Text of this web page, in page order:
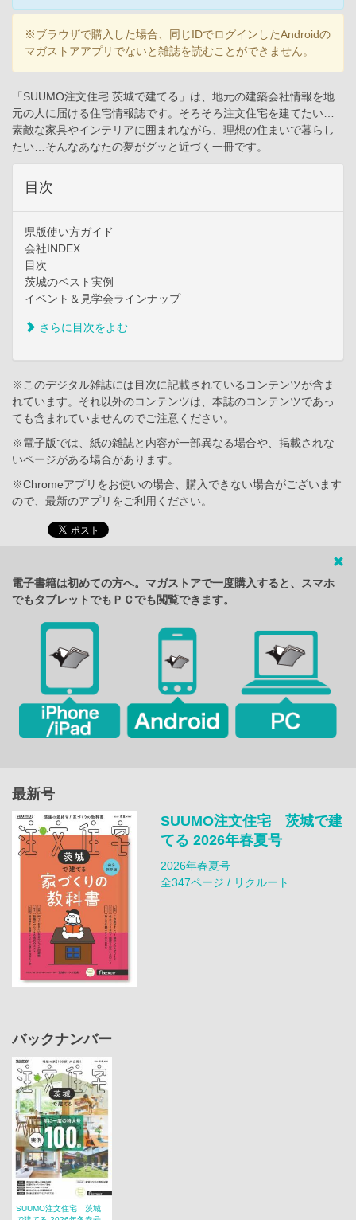
※ブラウザで購入した場合、同じIDでログインしたAndroidの
マガストアアプリでないと雑誌を読むことができません。
「SUUMO注文住宅 茨城で建てる」は、地元の建築会社情報を地
元の人に届ける住宅情報誌です。そろそろ注文住宅を建てたい…
素敵な家具やインテリアに囲まれながら、理想の住まいで暮らし
たい…そんなあなたの夢がグッと近づく一冊です。
目次
県版使い方ガイド
会社INDEX
目次
茨城のベスト実例
イベント＆見学会ラインナップ
さらに目次をよむ
※このデジタル雑誌には目次に記載されているコンテンツが含ま
れています。それ以外のコンテンツは、本誌のコンテンツであっ
ても含まれていませんのでご注意ください。
※電子版では、紙の雑誌と内容が一部異なる場合や、掲載されな
いページがある場合があります。
※Chromeアプリをお使いの場合、購入できない場合がございます
ので、最新のアプリをご利用ください。
電子書籍は初めての方へ。マガストアで一度購入すると、スマホ
でもタブレットでもＰＣでも閲覧できます。
最新号
SUUMO注文住宅 茨城で建
てる 2026年春夏号
2026年春夏号
全347ページ / リクルート
バックナンバー
SUUMO注文住宅 茨城